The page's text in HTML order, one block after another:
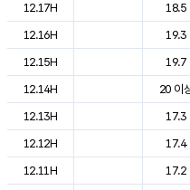
12.17H
18.5
12.16H
19.3
12.15H
19.7
12.14H
20 이
12.13H
17.3
12.12H
17.4
12.11H
17.2